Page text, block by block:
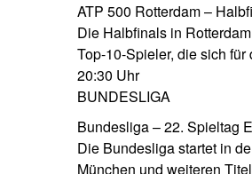
ATP 500 Rotterdam –
Die Halbfinals in
Top-10-Spieler, die sich
20:30 Uhr
BUNDESLIGA
Bundesliga – 22. Spieltag
Die Bundesliga startet in
München und weiteren